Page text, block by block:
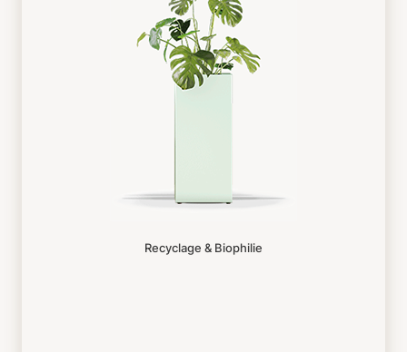
Recyclage & Biophilie